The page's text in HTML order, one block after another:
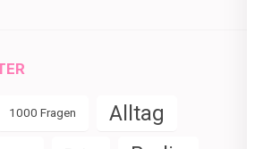
1000 Fragen Alltag